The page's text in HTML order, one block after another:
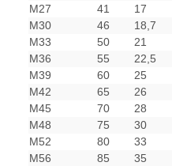
M27
41 17
M30
46 18,7
M33
50 21
M36
55 22,5
M39
60 25
M42
65 26
M45
70 28
M48
75 30
M52
80 33
M56
85 35